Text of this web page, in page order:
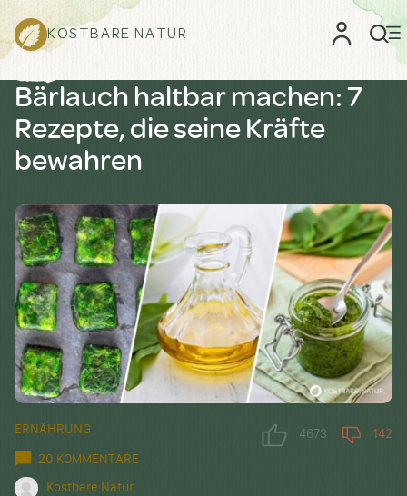
KOSTBARE NATUR
Bärlauch haltbar machen: 7
Rezepte, die seine Kräfte
bewahren
ERNÄHRUNG
20 KOMMENTARE
Kostbare Natur
4673 142